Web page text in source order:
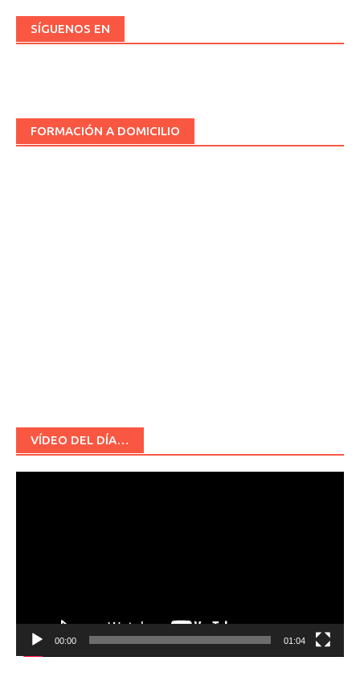
SÍGUENOS EN
FORMACIÓN A DOMICILIO
VÍDEO DEL DÍA…
00:00 01:04